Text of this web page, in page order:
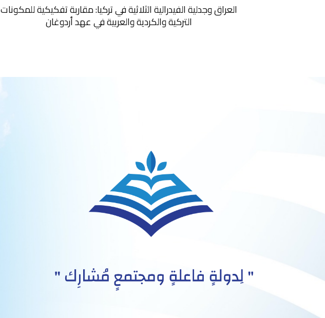
العراق وجدلية الفيدرالية الثلاثية في تركيا: مقاربة تفكيكية للمكونات
التركية والكردية والعربية في عهد أردوغان